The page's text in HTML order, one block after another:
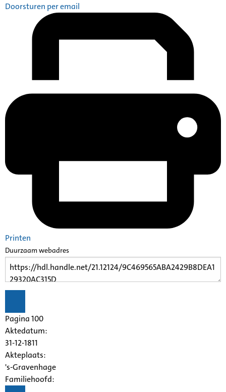
Doorsturen per email
Printen
Duurzaam webadres
Pagina 100
Aktedatum:
31-12-1811
Akteplaats:
's-Gravenhage
Familiehoofd: